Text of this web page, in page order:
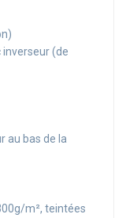
(de
au bas de la
m², teintées